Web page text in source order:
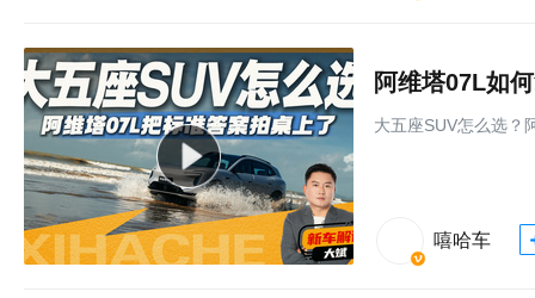
阿维塔07L如
大五座SUV怎么选？
嘻哈车